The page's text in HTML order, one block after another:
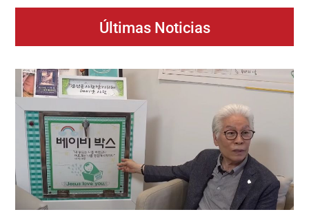
Últimas Noticias